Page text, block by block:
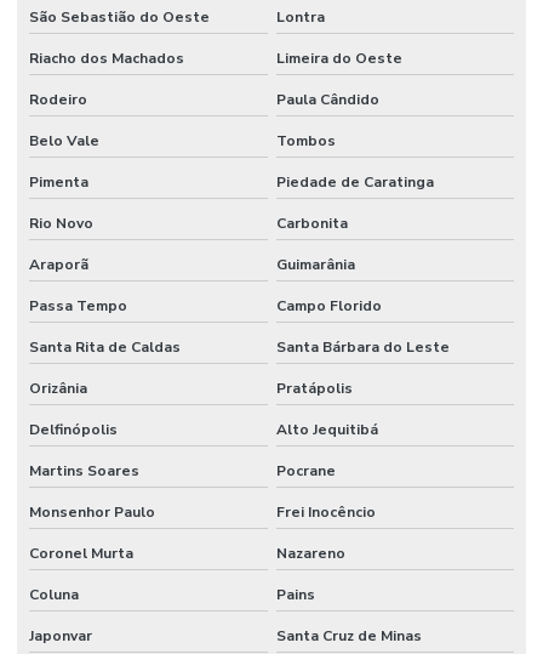
São Sebastião do Oeste Lontra
Riacho dos Machados Limeira do Oeste
Rodeiro Paula Cândido
Belo Vale Tombos
Pimenta Piedade de Caratinga
Rio Novo Carbonita
Araporã Guimarânia
Passa Tempo Campo Florido
Santa Rita de Caldas Santa Bárbara do Leste
Orizânia Pratápolis
Delfinópolis Alto Jequitibá
Martins Soares Pocrane
Monsenhor Paulo Frei Inocêncio
Coronel Murta Nazareno
Coluna Pains
Japonvar Santa Cruz de Minas